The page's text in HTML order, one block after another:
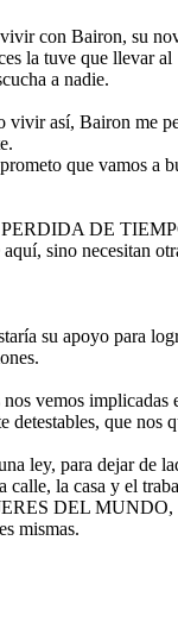
con Bairon, su
la tuve que llevar al
a nadie.
vivir así, Bairon me
que vamos a
DE
sino necesitan
su apoyo para
vemos implicadas
detestables, que nos
ley, para dejar de
calle, la casa y el
DEL MUNDO,
mismas.